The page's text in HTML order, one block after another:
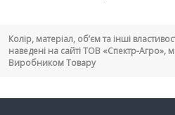
Колір, матеріал, об’єм та інші
наведені на сайті ТОВ «Спектр-Агро»,
Виробником Товару